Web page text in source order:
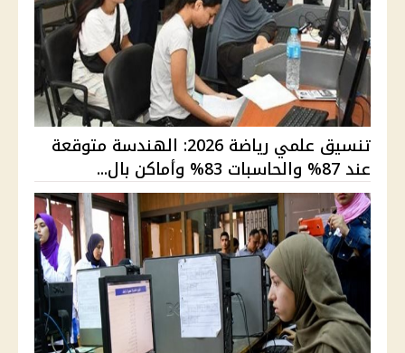
تنسيق علمي رياضة 2026: الهندسة متوقعة
عند 87% والحاسبات 83% وأماكن بال...